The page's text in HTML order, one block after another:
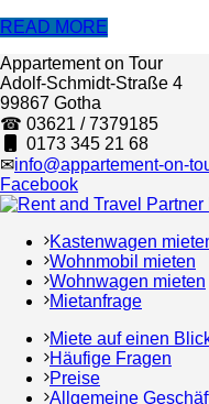
READ MORE
Appartement on Tour
Adolf-Schmidt-Straße 4
99867 Gotha
☎ 03621 / 7379185
0173 345 21 68
✉info@appartement-on-
Facebook
Kastenwagen
Wohnmobil mieten
Wohnwagen mieten
Mietanfrage
Miete auf einen
Häufige Fragen
Preise
Allgemeine